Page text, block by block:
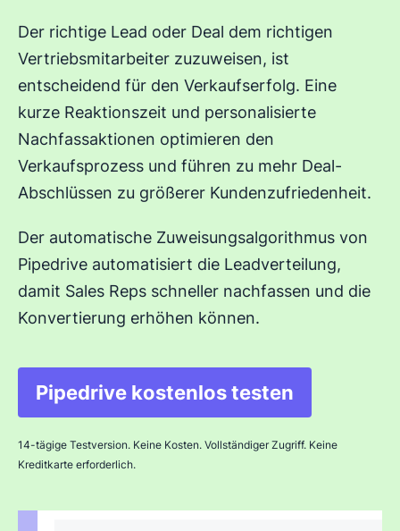
Der richtige Lead oder Deal dem richtigen
Vertriebsmitarbeiter zuzuweisen, ist
entscheidend für den Verkaufserfolg. Eine
kurze Reaktionszeit und personalisierte
Nachfassaktionen optimieren den
Verkaufsprozess und führen zu mehr Deal-
Abschlüssen zu größerer Kundenzufriedenheit.
Der automatische Zuweisungsalgorithmus von
Pipedrive automatisiert die Leadverteilung,
damit Sales Reps schneller nachfassen und die
Konvertierung erhöhen können.
Pipedrive kostenlos testen
In neuem Fenster öffnen
14-tägige Testversion. Keine Kosten. Vollständiger Zugriff. Keine
Kreditkarte erforderlich.